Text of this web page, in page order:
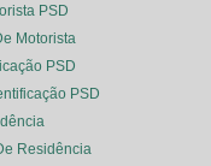
PSD
Motorista
PSD
PSD
Residência